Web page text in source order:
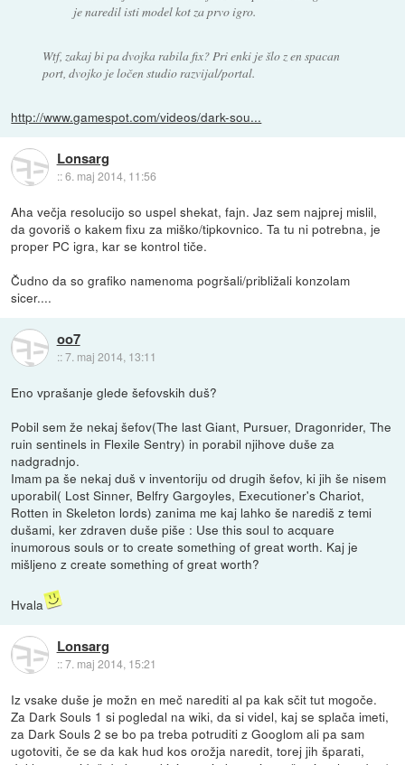
je naredil isti model kot za prvo igro.
Wtf, zakaj bi pa dvojka rabila fix? Pri enki je šlo z en spacan
port, dvojko je ločen studio razvijal/portal.
http://www.gamespot.com/videos/dark-sou...
Lonsarg
::6. maj 2014, 11:56
Aha večja resolucijo so uspel shekat, fajn. Jaz sem najprej mislil,
da govoriš o kakem fixu za miško/tipkovnico. Ta tu ni potrebna, je
proper PC igra, kar se kontrol tiče.
Čudno da so grafiko namenoma pogršali/približali konzolam
sicer....
oo7
::7. maj 2014, 13:11
Eno vprašanje glede šefovskih duš?
Pobil sem že nekaj šefov(The last Giant, Pursuer, Dragonrider, The
ruin sentinels in Flexile Sentry) in porabil njihove duše za
nadgradnjo.
Imam pa še nekaj duš v inventoriju od drugih šefov, ki jih še nisem
uporabil( Lost Sinner, Belfry Gargoyles, Executioner's Chariot,
Rotten in Skeleton lords) zanima me kaj lahko še narediš z temi
dušami, ker zdraven duše piše : Use this soul to acquare
inumorous souls or to create something of great worth. Kaj je
mišljeno z create something of great worth?
Hvala
Lonsarg
::7. maj 2014, 15:21
Iz vsake duše je možn en meč narediti al pa kak sčit tut mogoče.
Za Dark Souls 1 si pogledal na wiki, da si videl, kaj se splača imeti,
za Dark Souls 2 se bo pa treba potruditi z Googlom ali pa sam
ugotoviti, če se da kak hud kos orožja naredit, torej jih šparati,